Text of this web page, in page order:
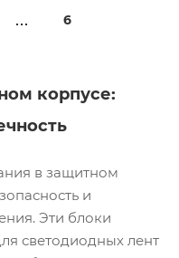
6
корпусе:
в защитном
и
Эти блоки
светодиодных лент